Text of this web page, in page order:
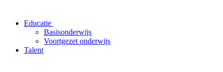
Educatie
Basisonderwijs
Voortgezet onderwijs
Talent